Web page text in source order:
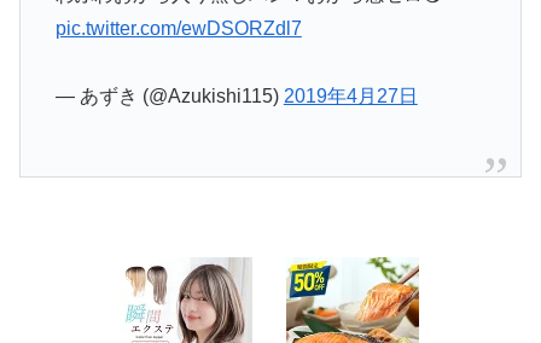
pic.twitter.com/ewDSORZdl7
— あずき (@Azukishi115) 2019年4月27日